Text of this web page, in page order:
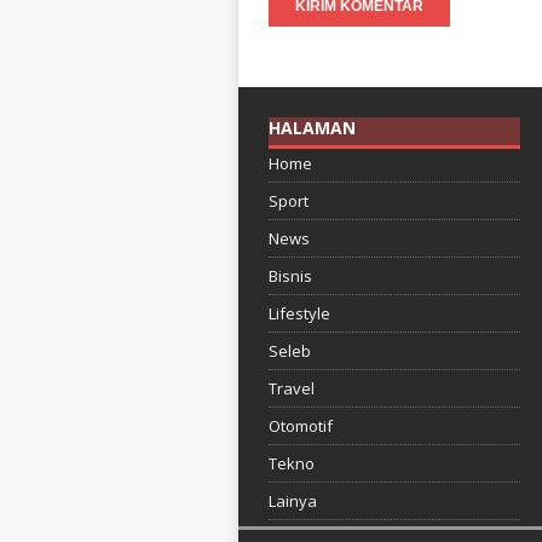
HALAMAN
Home
Sport
News
Bisnis
Lifestyle
Seleb
Travel
Otomotif
Tekno
Lainya